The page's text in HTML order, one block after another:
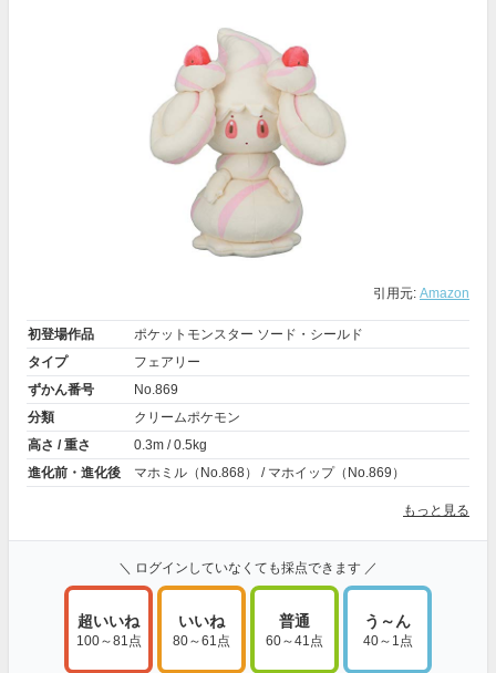
引用元: Amazon
初登場作品
ポケットモンスター ソード・シールド
タイプ
フェアリー
ずかん番号
No.869
分類
クリームポケモン
高さ / 重さ
0.3m / 0.5kg
進化前・進化後
マホミル（No.868） / マホイップ（No.869）
もっと見る
＼ ログインしていなくても採点できます ／
超いいね
100～81点
いいね
80～61点
普通
60～41点
う～ん
40～1点